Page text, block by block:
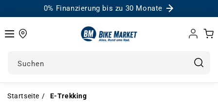
0% Finanzierung bis zu 30 Monate
Suchen
Einloggen
Startseite E-Trekking